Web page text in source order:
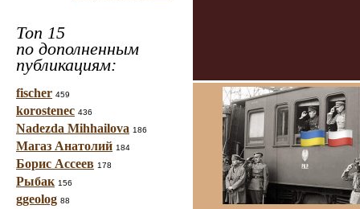
Топ 15
по дополненным
публикациям:
fischer 459
korostenec 436
Nadezda Mihhailova 186
Магаз Анатолий 184
Борис Ассеев 178
Рыбак 156
ggeolog 88